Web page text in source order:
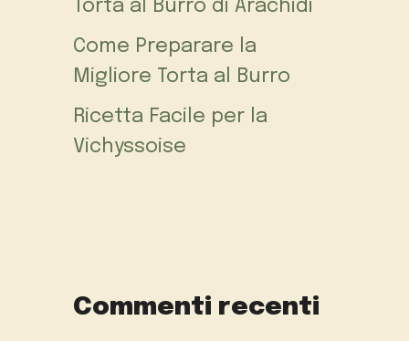
Torta al Burro di Arachidi
Come Preparare la
Migliore Torta al Burro
Ricetta Facile per la
Vichyssoise
Commenti recenti